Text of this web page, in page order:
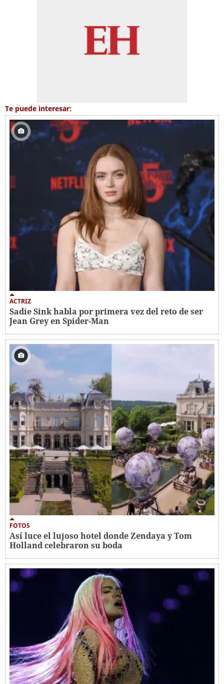
Te puede interesar:
ACTRIZ
Sadie Sink habla por primera vez del reto de ser
Jean Grey en Spider-Man
FOTOS
Así luce el lujoso hotel donde Zendaya y Tom
Holland celebraron su boda